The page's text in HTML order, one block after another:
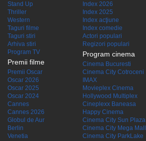
Stand Up
Thriller
Western
Taguri filme
Taguri stiri
Arhiva stiri
Program TV
Premii filme
Premii Oscar
Oscar 2026
Oscar 2025
Oscar 2024
Cannes
Cannes 2026
Globul de Aur
Berlin
Venetia
Index 2026
Index 2025
Index acţiune
Index comedie
Actori populari
Regizori populari
Program cinema
Cinema Bucuresti
Cinema City Cotroceni
IMAX
Movieplex Cinema
Hollywood Multiplex
Cineplexx Baneasa
Happy Cinema
Cinema City Sun Plaza
Cinema City Mega Mall
Cinema City ParkLake